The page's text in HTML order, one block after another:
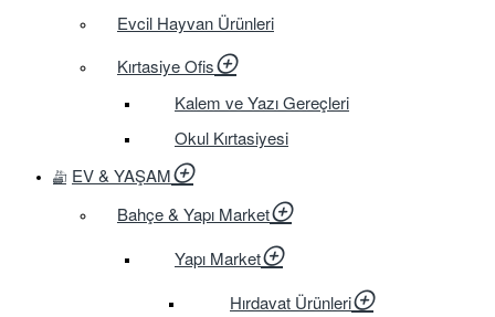
Evcil Hayvan Ürünleri
Kırtasiye Ofis
Kalem ve Yazı Gereçleri
Okul Kırtasiyesi
EV & YAŞAM
Bahçe & Yapı Market
Yapı Market
Hırdavat Ürünleri